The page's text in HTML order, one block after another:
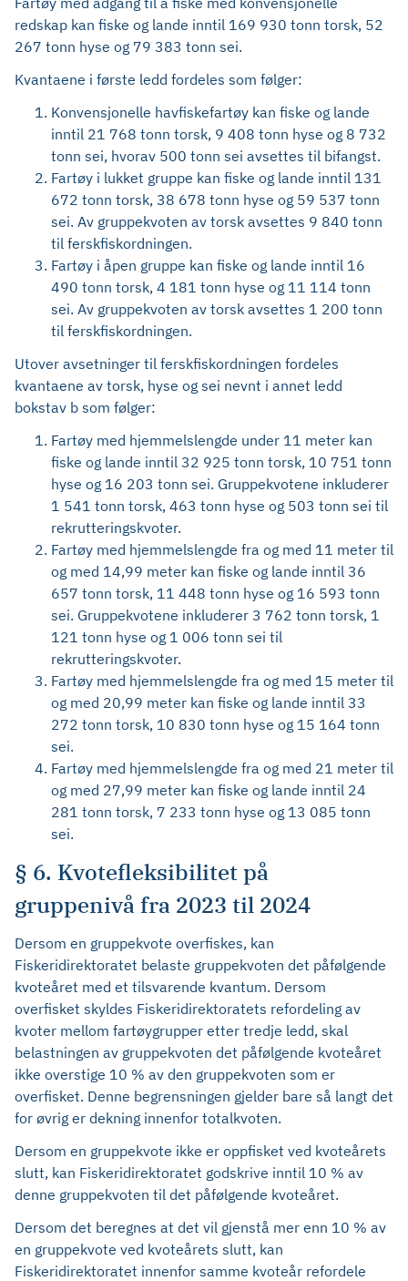
redskap kan fiske og lande inntil 169 930 tonn torsk, 52
267 tonn hyse og 79 383 tonn sei.
Kvantaene i første ledd fordeles som følger:
Konvensjonelle havfiskefartøy kan fiske og lande
inntil 21 768 tonn torsk, 9 408 tonn hyse og 8 732
tonn sei, hvorav 500 tonn sei avsettes til bifangst.
Fartøy i lukket gruppe kan fiske og lande inntil 131
672 tonn torsk, 38 678 tonn hyse og 59 537 tonn
sei. Av gruppekvoten av torsk avsettes 9 840 tonn
til ferskfiskordningen.
Fartøy i åpen gruppe kan fiske og lande inntil 16
490 tonn torsk, 4 181 tonn hyse og 11 114 tonn
sei. Av gruppekvoten av torsk avsettes 1 200 tonn
til ferskfiskordningen.
Utover avsetninger til ferskfiskordningen fordeles
kvantaene av torsk, hyse og sei nevnt i annet ledd
bokstav b som følger:
Fartøy med hjemmelslengde under 11 meter kan
fiske og lande inntil 32 925 tonn torsk, 10 751 tonn
hyse og 16 203 tonn sei. Gruppekvotene inkluderer
1 541 tonn torsk, 463 tonn hyse og 503 tonn sei til
rekrutteringskvoter.
Fartøy med hjemmelslengde fra og med 11 meter til
og med 14,99 meter kan fiske og lande inntil 36
657 tonn torsk, 11 448 tonn hyse og 16 593 tonn
sei. Gruppekvotene inkluderer 3 762 tonn torsk, 1
121 tonn hyse og 1 006 tonn sei til
rekrutteringskvoter.
Fartøy med hjemmelslengde fra og med 15 meter til
og med 20,99 meter kan fiske og lande inntil 33
272 tonn torsk, 10 830 tonn hyse og 15 164 tonn
sei.
Fartøy med hjemmelslengde fra og med 21 meter til
og med 27,99 meter kan fiske og lande inntil 24
281 tonn torsk, 7 233 tonn hyse og 13 085 tonn
sei.
§ 6. Kvotefleksibilitet på
gruppenivå fra 2023 til 2024
Dersom en gruppekvote overfiskes, kan
Fiskeridirektoratet belaste gruppekvoten det påfølgende
kvoteåret med et tilsvarende kvantum. Dersom
overfisket skyldes Fiskeridirektoratets refordeling av
kvoter mellom fartøygrupper etter tredje ledd, skal
belastningen av gruppekvoten det påfølgende kvoteåret
ikke overstige 10 % av den gruppekvoten som er
overfisket. Denne begrensningen gjelder bare så langt det
for øvrig er dekning innenfor totalkvoten.
Dersom en gruppekvote ikke er oppfisket ved kvoteårets
slutt, kan Fiskeridirektoratet godskrive inntil 10 % av
denne gruppekvoten til det påfølgende kvoteåret.
Dersom det beregnes at det vil gjenstå mer enn 10 % av
en gruppekvote ved kvoteårets slutt, kan
Fiskeridirektoratet innenfor samme kvoteår refordele